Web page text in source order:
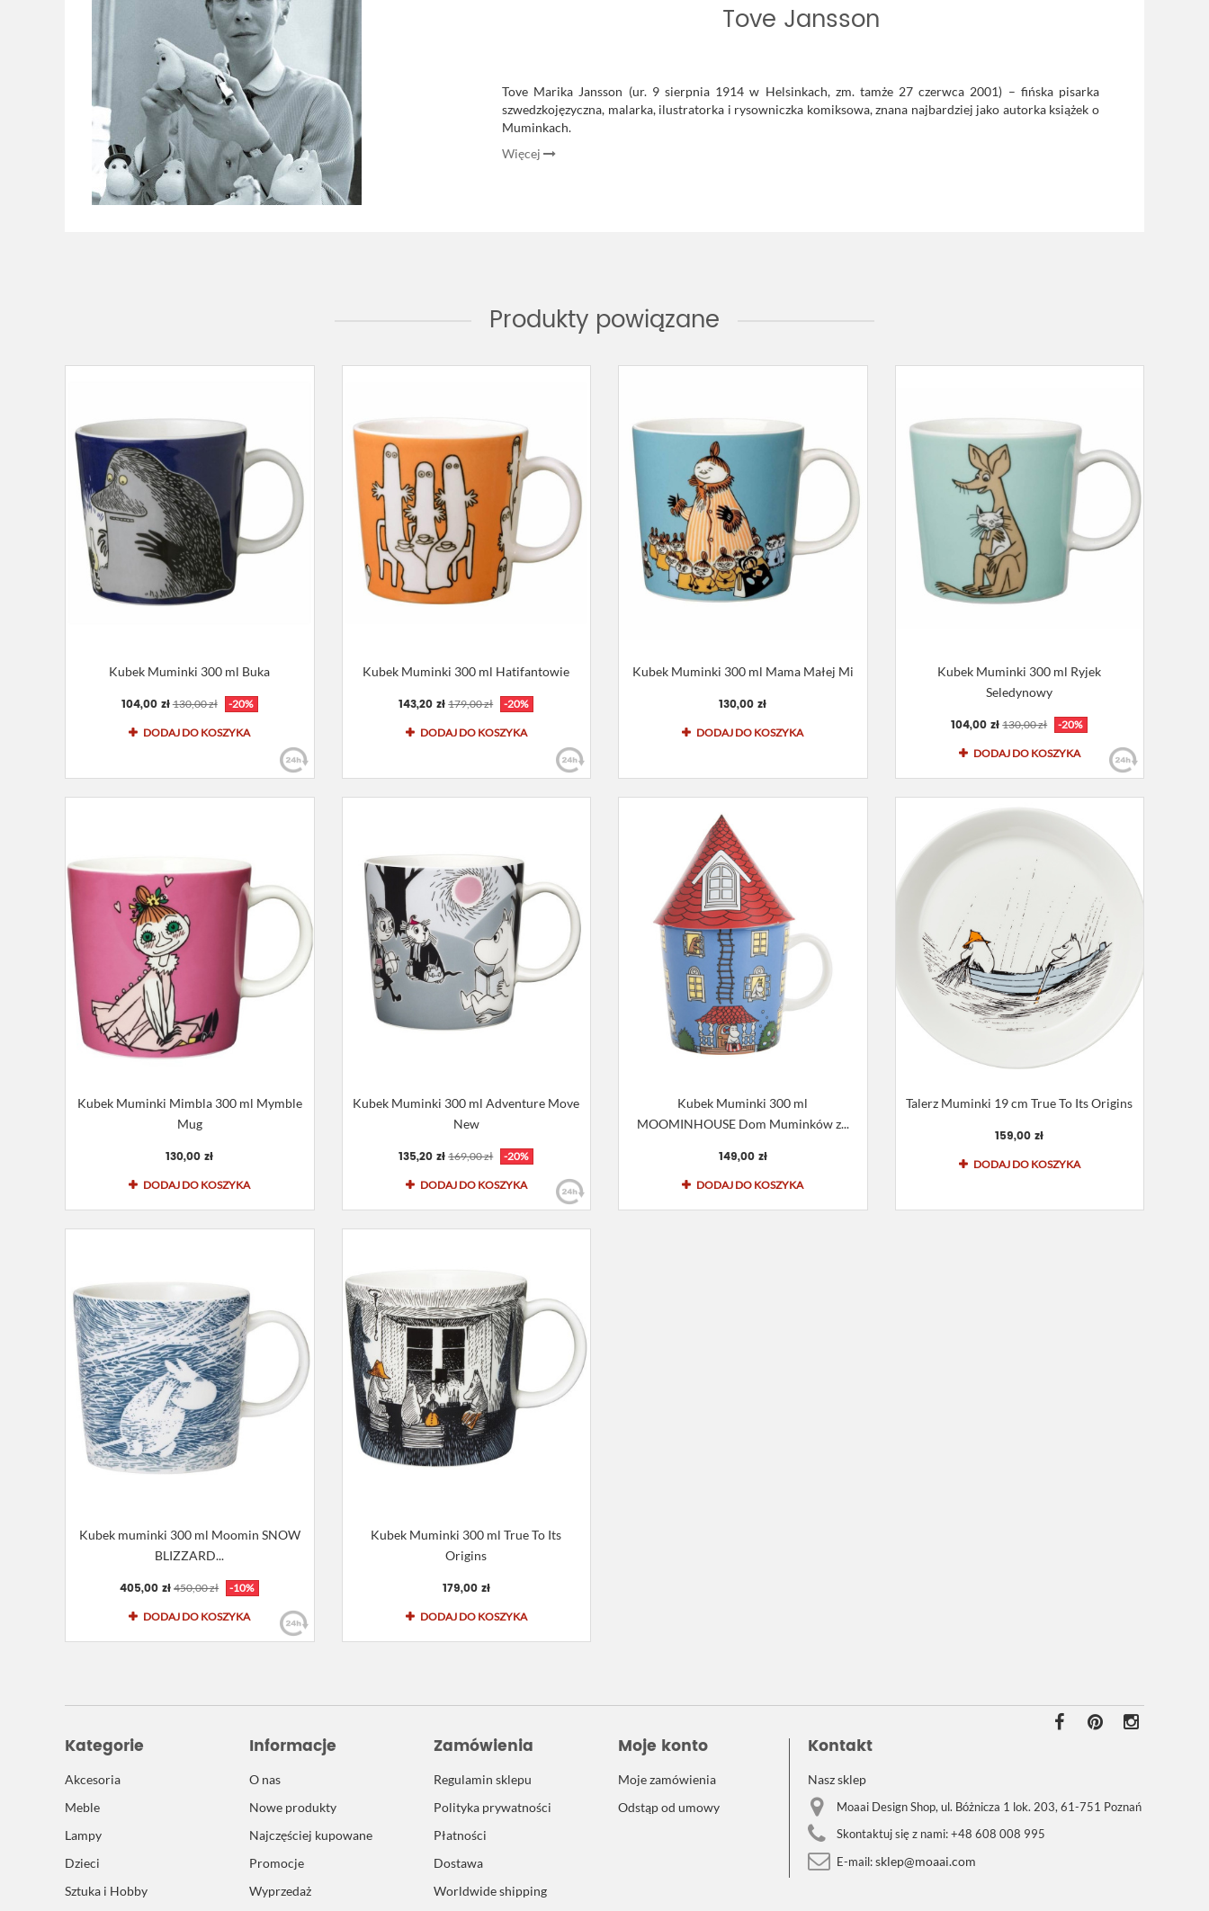
Tove Jansson
Tove Marika Jansson (ur. 9 sierpnia 1914 w Helsinkach, zm. tamże 27 czerwca 2001) – fińska pisarka
szwedzkojęzyczna, malarka, ilustratorka i rysowniczka komiksowa, znana najbardziej jako autorka książek o
Muminkach.
Więcej
Produkty powiązane
Kubek Muminki 300 ml Buka
104,00 zł 130,00 zł -20%
DODAJ DO KOSZYKA
Kubek Muminki 300 ml Hatifantowie
143,20 zł 179,00 zł -20%
DODAJ DO KOSZYKA
Kubek Muminki 300 ml Mama Małej Mi
130,00 zł
DODAJ DO KOSZYKA
Kubek Muminki 300 ml Ryjek
Seledynowy
104,00 zł 130,00 zł -20%
DODAJ DO KOSZYKA
Kubek Muminki Mimbla 300 ml Mymble
Mug
130,00 zł
DODAJ DO KOSZYKA
Kubek Muminki 300 ml Adventure Move
New
135,20 zł 169,00 zł -20%
DODAJ DO KOSZYKA
Kubek Muminki 300 ml
MOOMINHOUSE Dom Muminków z...
149,00 zł
DODAJ DO KOSZYKA
Talerz Muminki 19 cm True To Its Origins
159,00 zł
DODAJ DO KOSZYKA
Kubek muminki 300 ml Moomin SNOW
BLIZZARD...
405,00 zł 450,00 zł -10%
DODAJ DO KOSZYKA
Kubek Muminki 300 ml True To Its
Origins
179,00 zł
DODAJ DO KOSZYKA
Kategorie
Akcesoria
Meble
Lampy
Dzieci
Sztuka i Hobby
Informacje
O nas
Nowe produkty
Najczęściej kupowane
Promocje
Wyprzedaż
Zamówienia
Regulamin sklepu
Polityka prywatności
Płatności
Dostawa
Worldwide shipping
Moje konto
Moje zamówienia
Odstąp od umowy
Kontakt
Nasz sklep
Moaai Design Shop, ul. Bóżnicza 1 lok. 203, 61-751 Poznań
Skontaktuj się z nami:+48 608 008 995
E-mail:sklep@moaai.com